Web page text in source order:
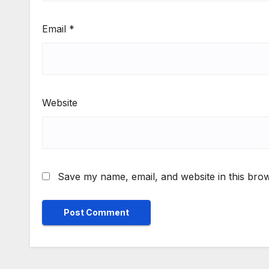
Email *
Website
Save my name, email, and website in this